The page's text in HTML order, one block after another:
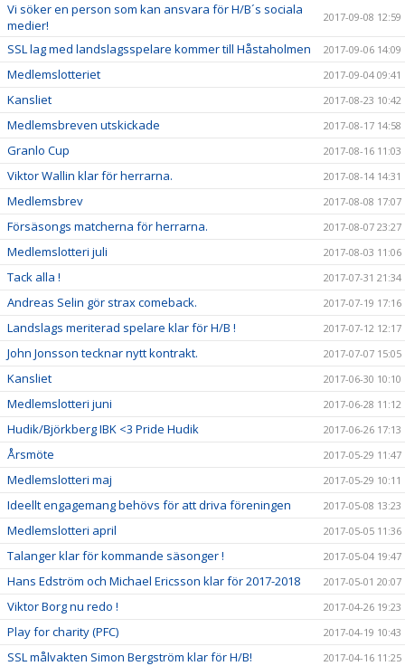
Vi söker en person som kan ansvara för H/B´s sociala
medier!
2017-09-08 12:59
SSL lag med landslagsspelare kommer till Håstaholmen 2017-09-06 14:09
Medlemslotteriet 2017-09-04 09:41
Kansliet 2017-08-23 10:42
Medlemsbreven utskickade 2017-08-17 14:58
Granlo Cup 2017-08-16 11:03
Viktor Wallin klar för herrarna. 2017-08-14 14:31
Medlemsbrev 2017-08-08 17:07
Försäsongs matcherna för herrarna. 2017-08-07 23:27
Medlemslotteri juli 2017-08-03 11:06
Tack alla ! 2017-07-31 21:34
Andreas Selin gör strax comeback. 2017-07-19 17:16
Landslags meriterad spelare klar för H/B ! 2017-07-12 12:17
John Jonsson tecknar nytt kontrakt. 2017-07-07 15:05
Kansliet 2017-06-30 10:10
Medlemslotteri juni 2017-06-28 11:12
Hudik/Björkberg IBK <3 Pride Hudik 2017-06-26 17:13
Årsmöte 2017-05-29 11:47
Medlemslotteri maj 2017-05-29 10:11
Ideellt engagemang behövs för att driva föreningen 2017-05-08 13:23
Medlemslotteri april 2017-05-05 11:36
Talanger klar för kommande säsonger ! 2017-05-04 19:47
Hans Edström och Michael Ericsson klar för 2017-2018 2017-05-01 20:07
Viktor Borg nu redo ! 2017-04-26 19:23
Play for charity (PFC) 2017-04-19 10:43
SSL målvakten Simon Bergström klar för H/B! 2017-04-16 11:25